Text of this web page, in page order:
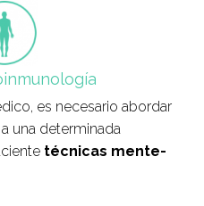
es necesario abordar
una determinada
técnicas mente-